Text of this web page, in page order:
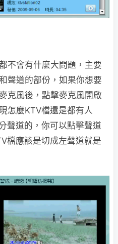
不會有什麼大問題，主要
聲道的部份，如果你想要
克風後，點擊麥克風開啟
怎麼KTV檔還是都有人
聲道的，你可以點擊聲道
檔應該是切成左聲道就是